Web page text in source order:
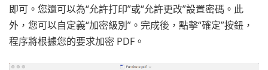
即可。您還可以為“允許打印”或“允許更改”設置密碼。此
外，您可以自定義“加密級別”。完成後，點擊“確定”按鈕，
程序將根據您的要求加密 PDF。